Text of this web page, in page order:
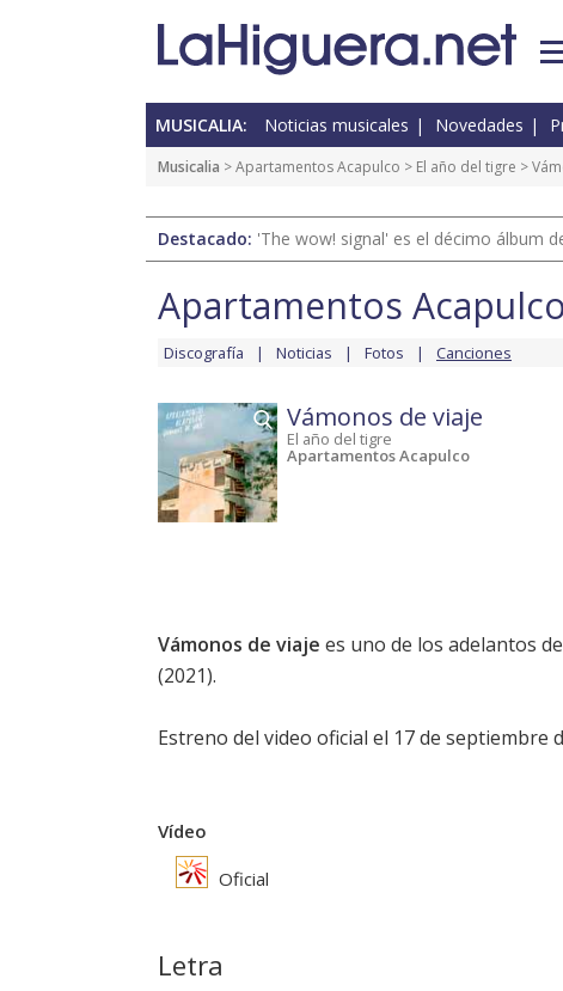
MUSICALIA: Noticias musicales Novedades
Musicalia >Apartamentos Acapulco > El año del tigre >
Destacado: 'The wow! signal' es el décimo álbum
Apartamentos Acapulco
Discografía Noticias Fotos Canciones
Vámonos de viaje
El año del tigre
Apartamentos Acapulco
Vámonos de viaje es uno de los adelantos
(2021).
Estreno del video oficial el 17 de septiembre
Vídeo
Oficial
Letra